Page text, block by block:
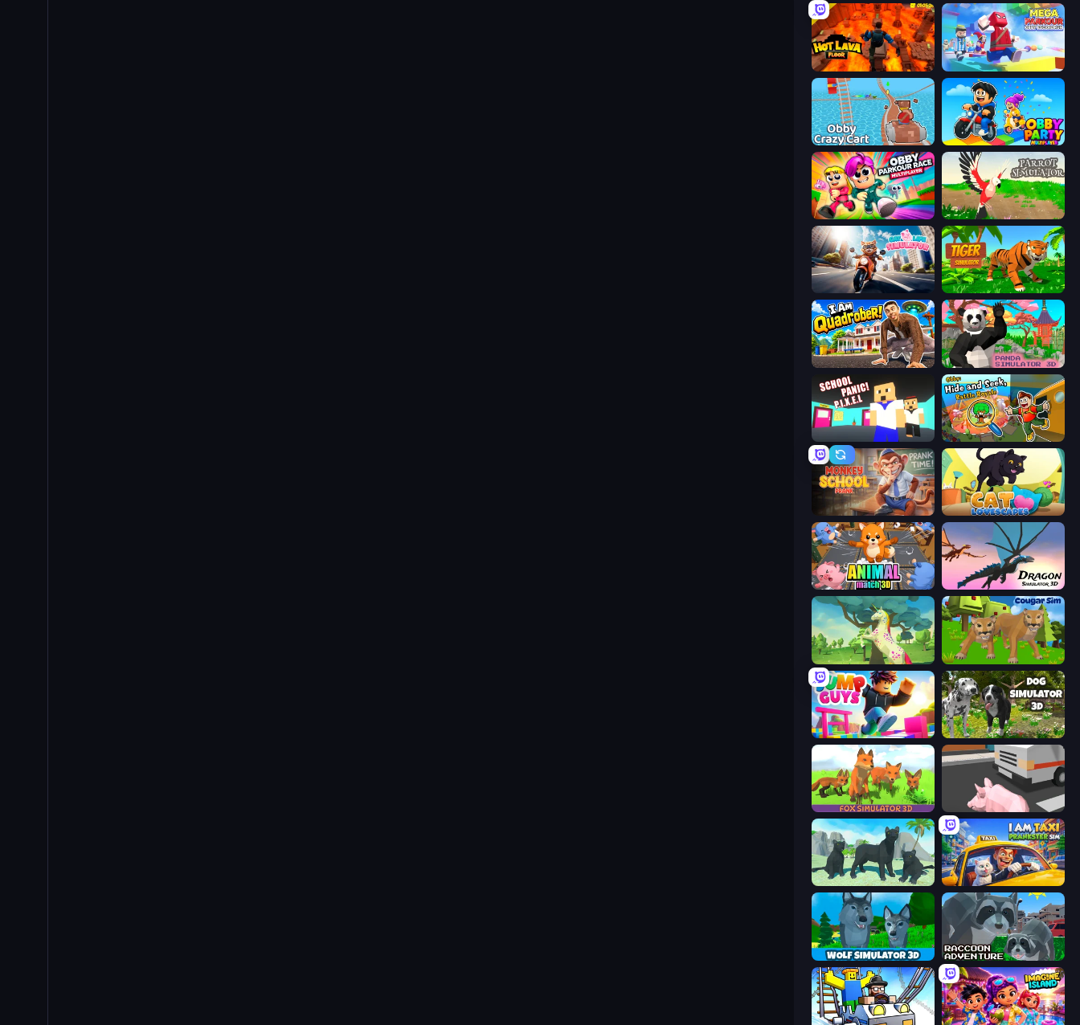
Hot Lava Floor Mega Parkour: Obby Escape Run
Obby: Crazy Cart Obby Party Multiplayer
Obby Parkour Race: Multiplayer Parrot Simulator
Cat Life Simulator Tiger Simulator 3D
I Am Quadrober! Panda Simulator 3D
School Panic Obby: Hide and Seek, Battle Royale
Monkey School Prank Cat Lovescapes
Animal Match 3D Dragon Simulator 3D
Unicorn Family Simulator Magic World Cougar Simulator: Big Cats
Jump Guys Dog Simulator 3D
Fox Simulator 3D Crazy Pig Simulator
Panther Family Simulator 3D I Am Taxi Prankster Sim
Wolf Simulator: Wild Animals 3D Raccoon Adventure: City Simulator 3D